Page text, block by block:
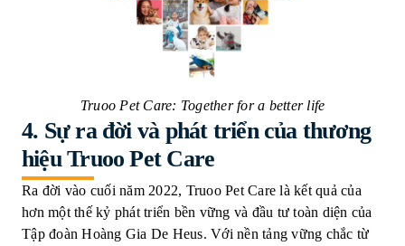
Truoo Pet Care: Together for a better life
4. Sự ra đời và phát triển của thương
hiệu Truoo Pet Care
Ra đời vào cuối năm 2022, Truoo Pet Care là kết quả của
hơn một thế kỷ phát triển bền vững và đầu tư toàn diện của
Tập đoàn Hoàng Gia De Heus. Với nền tảng vững chắc từ